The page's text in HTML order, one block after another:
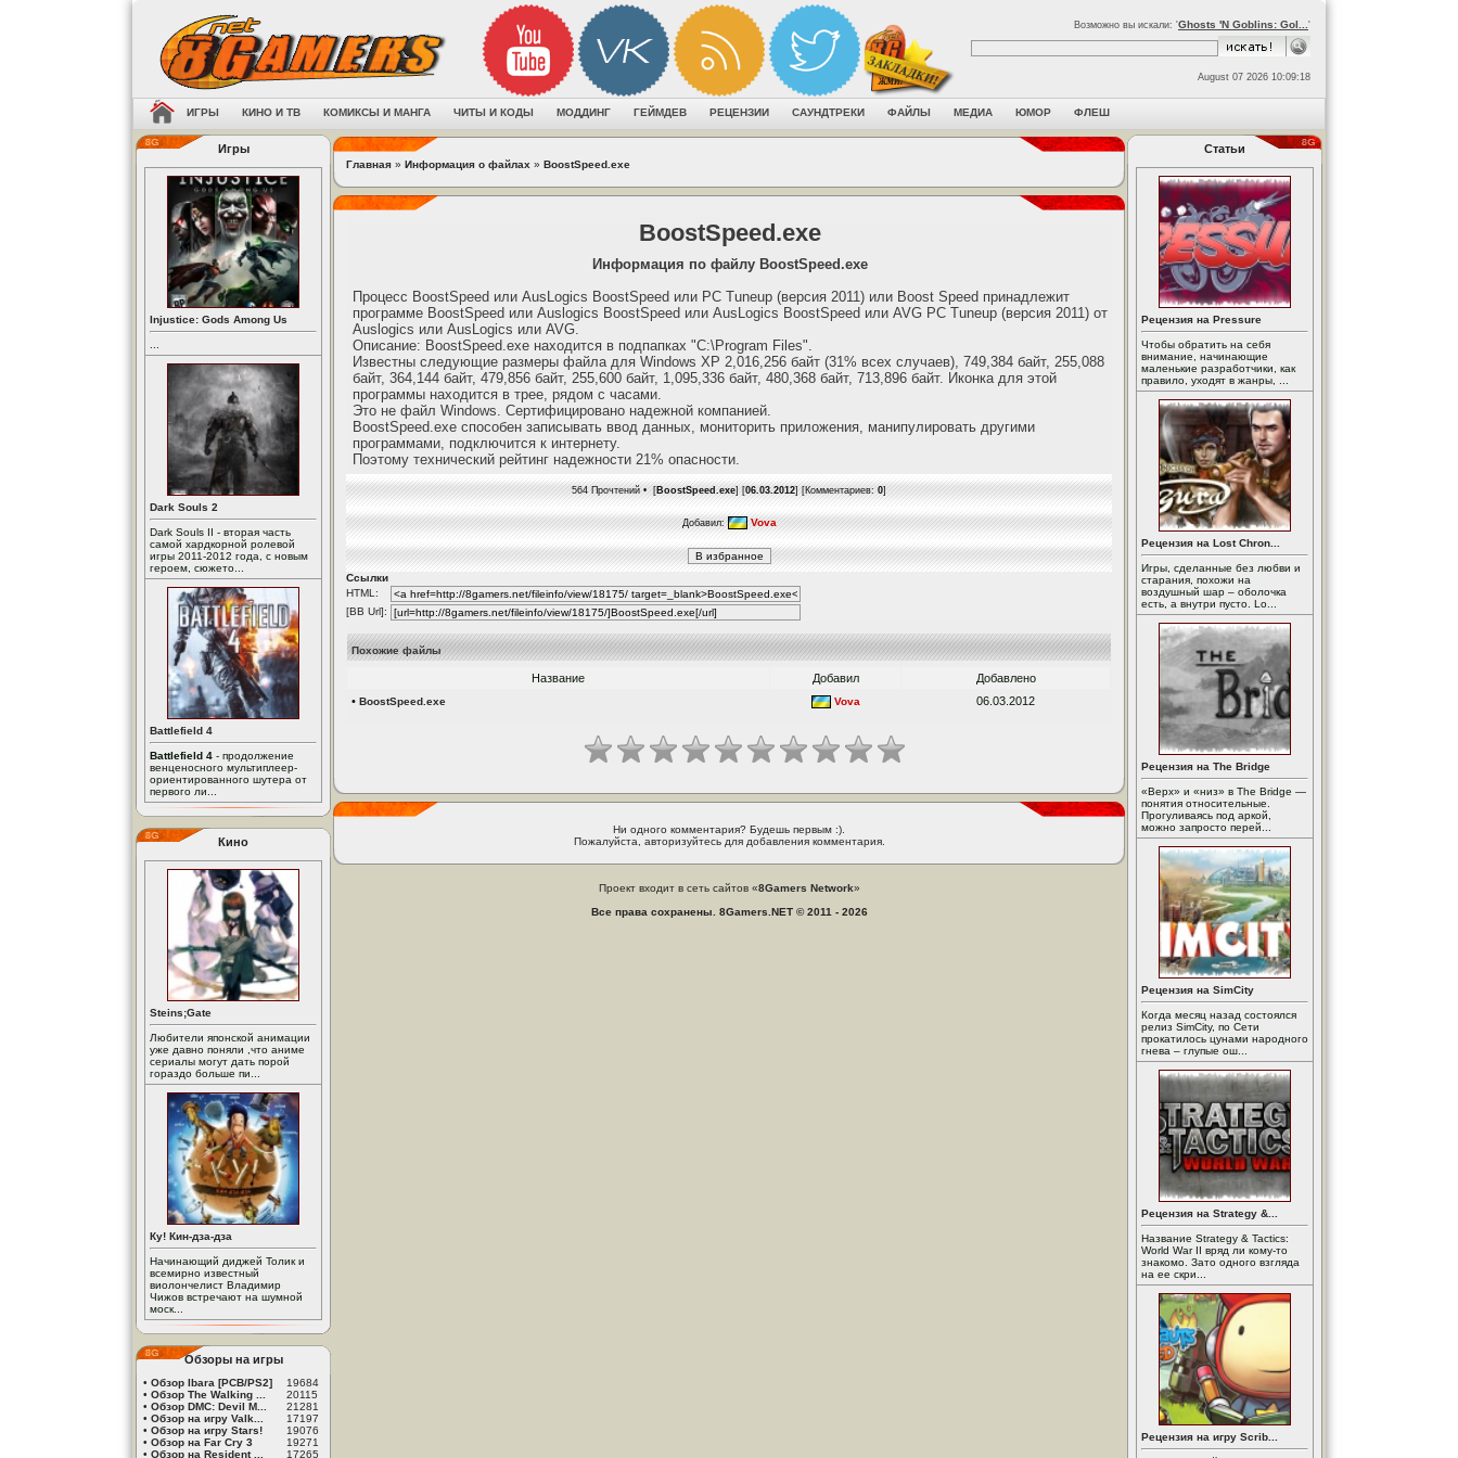
Возможно вы искали: 'Ghosts 'N Goblins: Gol... '
August 07 2026 10:09:18
ИГРЫ КИНО И ТВ КОМИКСЫ И МАНГА ЧИТЫ И КОДЫ МОДДИНГ ГЕЙМДЕВ РЕЦЕНЗИИ САУНДТРЕКИ ФАЙЛЫ МЕДИА ЮМОР ФЛЕШ
Игры
Injustice: Gods Among Us
Dark Souls 2
Dark Souls II - вторая часть
самой хардкорной ролевой
игры 2011-2012 года, с новым
героем, сюжето...
Battlefield 4
Battlefield 4 - продолжение
венценосного мультиплеер-
ориентированного шутера от
первого ли...
Кино
Steins;Gate
Любители японской анимации
уже давно поняли ,что аниме
сериалы могут дать порой
гораздо больше пи...
Ку! Кин-дза-дза
Начинающий диджей Толик и
всемирно известный
виолончелист Владимир
Чижов встречают на шумной
моск...
Обзоры на игры
• Обзор Ibara [PCB/PS2]
19684
• Обзор The Walking ...
20115
• Обзор DMC: Devil M...
21281
• Обзор на игру Valk...
17197
• Обзор на игру Stars!
19076
• Обзор на Far Cry 3
19271
• Обзор на Resident ... 17265
Главная » Информация о файлах » BoostSpeed.exe
BoostSpeed.exe
Информация по файлу BoostSpeed.exe
Процесс BoostSpeed или AusLogics BoostSpeed или PC Tuneup (версия 2011) или Boost Speed принадлежит
программе BoostSpeed или Auslogics BoostSpeed или AusLogics BoostSpeed или AVG PC Tuneup (версия 2011) от
Auslogics или AusLogics или AVG.
Описание: BoostSpeed.exe находится в подпапках "C:\Program Files".
Известны следующие размеры файла для Windows XP 2,016,256 байт (31% всех случаев), 749,384 байт, 255,088
байт, 364,144 байт, 479,856 байт, 255,600 байт, 1,095,336 байт, 480,368 байт, 713,896 байт. Иконка для этой
программы находится в трее, рядом с часами.
Это не файл Windows. Сертифицировано надежной компанией.
BoostSpeed.exe способен записывать ввод данных, мониторить приложения, манипулировать другими
программами, подключится к интернету.
Поэтому технический рейтинг надежности 21% опасности.
564 Прочтений • [ BoostSpeed.exe] [06.03.2012] [Комментариев: 0]
Добавил: Vova
Ссылки
HTML:
[BB Url]:
Похожие файлы
Название Добавил
Добавлено
• BoostSpeed.exe Vova 06.03.2012
Ни одного комментария? Будешь первым :).
Пожалуйста, авторизуйтесь для добавления комментария.
Проект входит в сеть сайтов «8Gamers Network»
Все права сохранены. 8Gamers.NET © 2011 - 2026
Статьи
Рецензия на Pressure
Чтобы обратить на себя
внимание, начинающие
маленькие разработчики, как
правило, уходят в жанры, ...
Рецензия на Lost Chron...
Игры, сделанные без любви и
старания, похожи на
воздушный шар – оболочка
есть, а внутри пусто. Lo...
Рецензия на The Bridge
«Верх» и «низ» в The Bridge —
понятия относительные.
Прогуливаясь под аркой,
можно запросто перей...
Рецензия на SimCity
Когда месяц назад состоялся
релиз SimCity, по Сети
прокатилось цунами народного
гнева – глупые ош...
Рецензия на Strategy &...
Название Strategy & Tactics:
World War II вряд ли кому-то
знакомо. Зато одного взгляда
на ее скри...
Рецензия на игру Scrib...